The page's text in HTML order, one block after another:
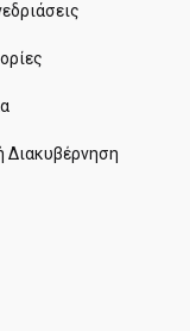
Διακυβέρνηση